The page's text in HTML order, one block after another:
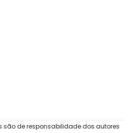
são de responsabilidade dos autores